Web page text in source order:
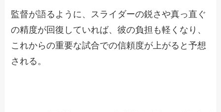
監督が語るように、スライダーの鋭さや真っ直ぐ
の精度が回復していれば、彼の負担も軽くなり、
これからの重要な試合での信頼度が上がると予想
される。